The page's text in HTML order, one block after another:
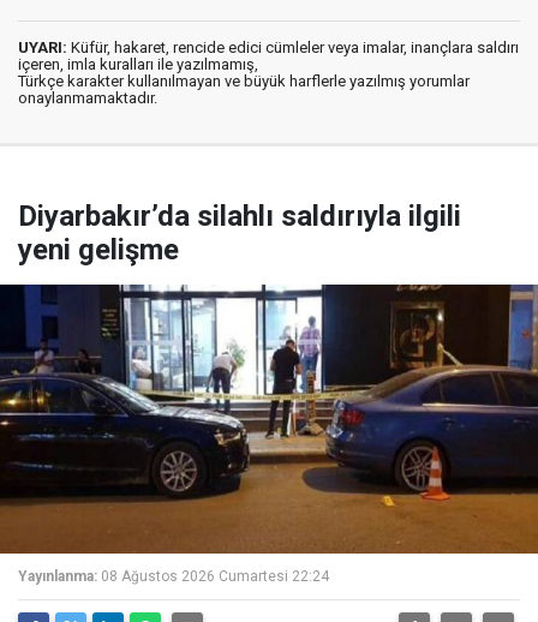
UYARI: Küfür, hakaret, rencide edici cümleler veya imalar, inançlara saldırı
içeren, imla kuralları ile yazılmamış,
Türkçe karakter kullanılmayan ve büyük harflerle yazılmış yorumlar
onaylanmamaktadır.
Diyarbakır’da silahlı saldırıyla ilgili
yeni gelişme
Yayınlanma: 08 Ağustos 2026 Cumartesi 22:24